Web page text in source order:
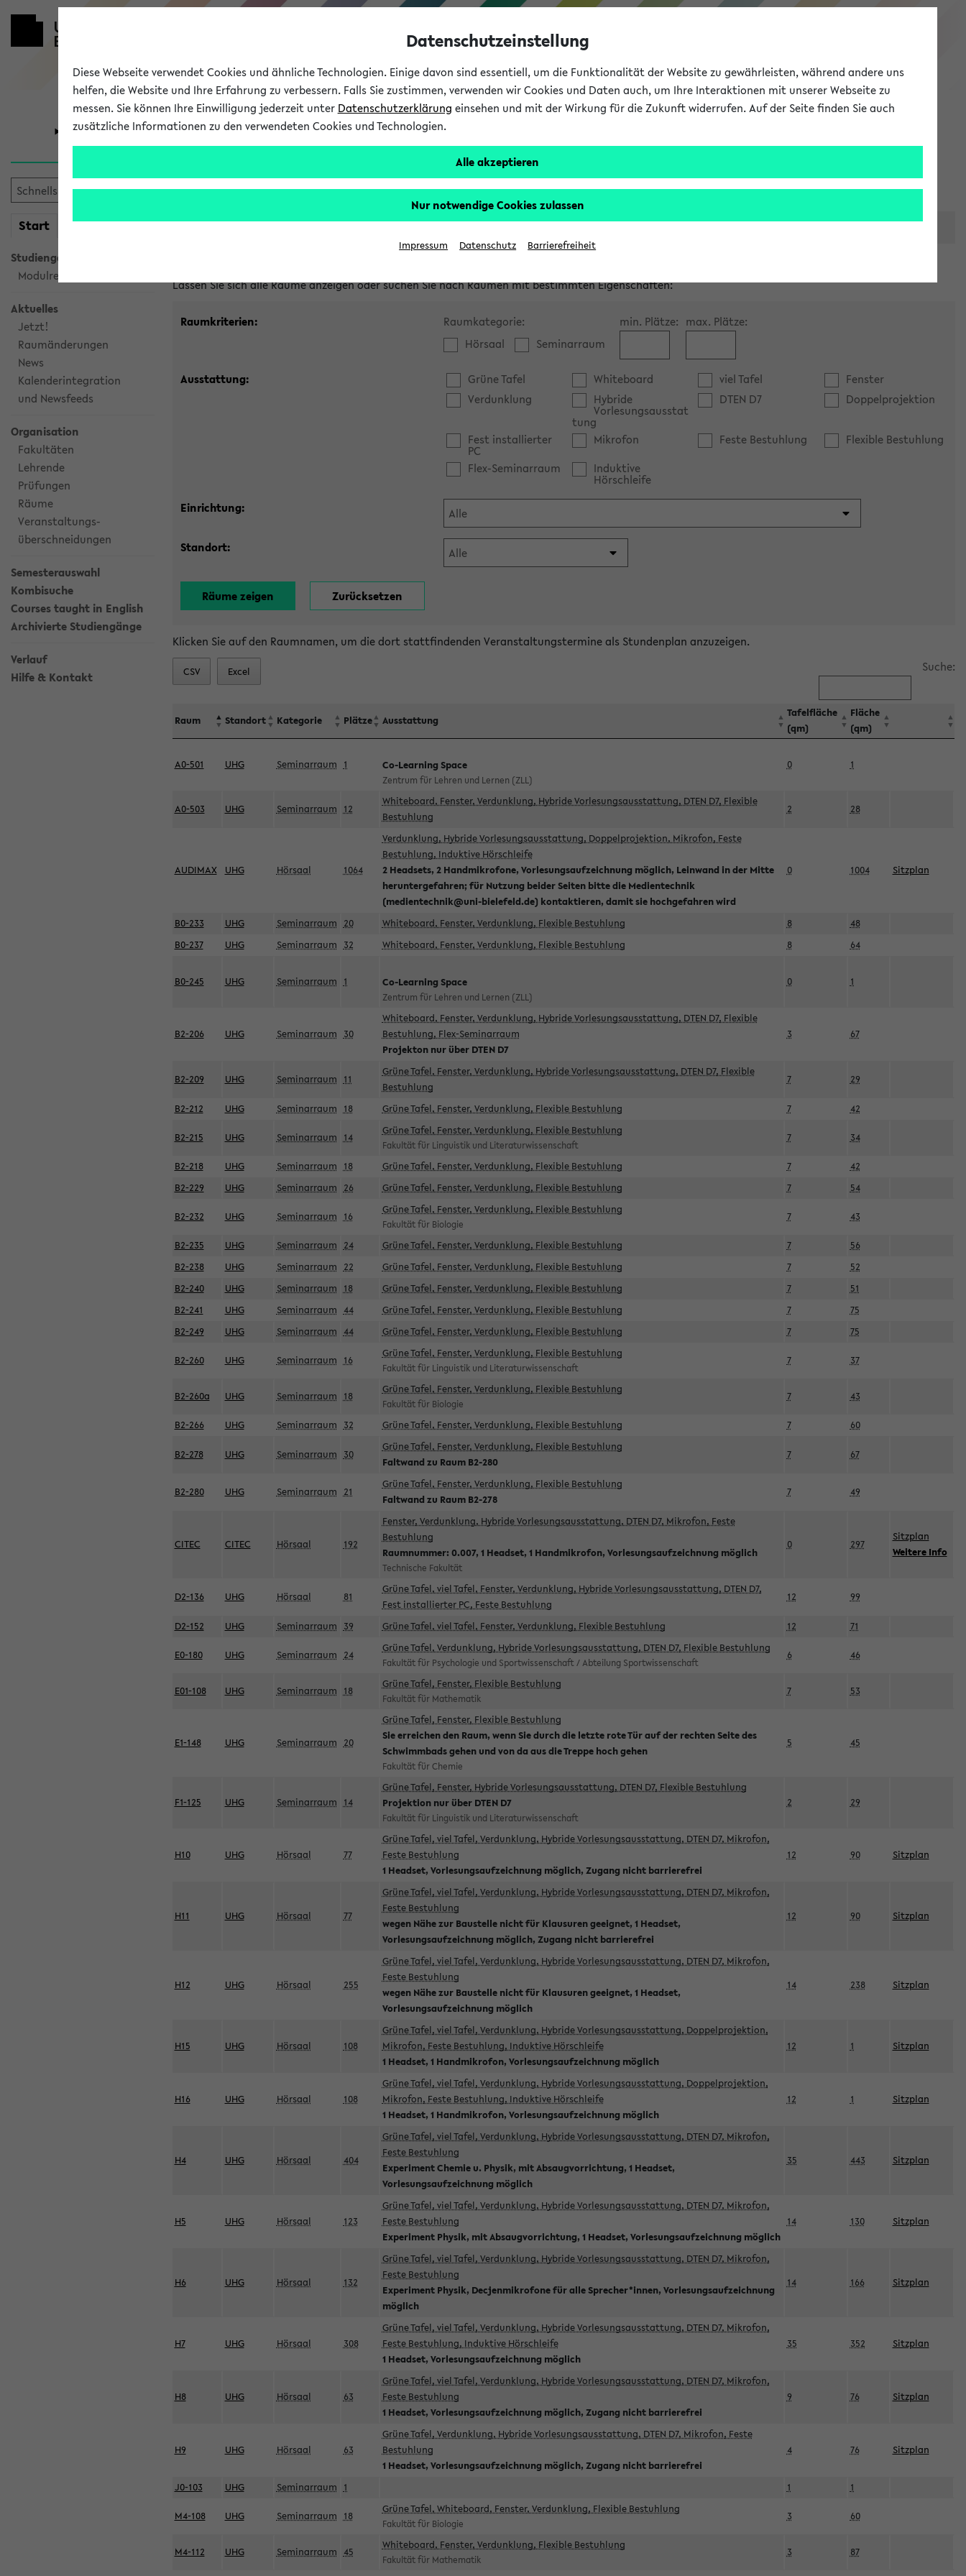
eKVV
Universität Forschung Studium
Start meineKVV
Studiengangsauswahl
Modulrecherche
Aktuelles
Jetzt!
Raumänderungen
News
Kalenderintegration
und Newsfeeds
Organisation
Fakultäten
Lehrende
Prüfungen
Räume
Veranstaltungs-
überschneidungen
Semesterauswahl
Kombisuche
Courses taught in English
Archivierte Studiengänge
Verlauf
Hilfe & Kontakt
Im eKVV verwaltete Räume
Lassen Sie sich alle Räume anzeigen oder suchen Sie nach Räumen mit bestimmten Eigenschaften:
Raumkriterien:
Raumkategorie:
Hörsaal
Seminarraum
min. Plätze: max. Plätze:
Ausstattung: Grüne Tafel Whiteboard viel Tafel
Fenster
Verdunklung
Hybride
Vorlesungsausstat
tung
DTEN D7 Doppelprojektion
Fest installierter
PC
Mikrofon Feste Bestuhlung
Flexible Bestuhlung
Flex-Seminarraum
Induktive
Hörschleife
Einrichtung:
Standort:
Klicken Sie auf den Raumnamen, um die dort stattfindenden Veranstaltungstermine als Stundenplan anzuzeigen.
CSV Excel Suche:
Raum Standort Kategorie Plätze Ausstattung
Tafelfläche
(qm)
Fläche
(qm)
A0-501 UHG Seminarraum 1 Co-Learning Space
Zentrum für Lehren und Lernen (ZLL)
0 1
A0-503 UHG Seminarraum 12
Whiteboard, Fenster, Verdunklung, Hybride Vorlesungsausstattung, DTEN D7, Flexible
Bestuhlung
2 28
AUDIMAX UHG Hörsaal 1064
Verdunklung, Hybride Vorlesungsausstattung, Doppelprojektion, Mikrofon, Feste
Bestuhlung, Induktive Hörschleife
2 Headsets, 2 Handmikrofone, Vorlesungsaufzeichnung möglich, Leinwand in der Mitte
heruntergefahren; für Nutzung beider Seiten bitte die Medientechnik
(medientechnik@uni-bielefeld.de) kontaktieren, damit sie hochgefahren wird
0 1004 Sitzplan
B0-233 UHG Seminarraum 20 Whiteboard, Fenster, Verdunklung, Flexible Bestuhlung 8
48
B0-237
UHG Seminarraum 32 Whiteboard, Fenster, Verdunklung, Flexible Bestuhlung 8 64
B0-245 UHG Seminarraum 1 Co-Learning Space
Zentrum für Lehren und Lernen (ZLL)
0 1
B2-206 UHG Seminarraum 30
Whiteboard, Fenster, Verdunklung, Hybride Vorlesungsausstattung, DTEN D7, Flexible
Bestuhlung, Flex-Seminarraum
Projekton nur über DTEN D7
3 67
B2-209 UHG Seminarraum 11
Grüne Tafel, Fenster, Verdunklung, Hybride Vorlesungsausstattung, DTEN D7, Flexible
Bestuhlung
7 29
B2-212 UHG Seminarraum 18 Grüne Tafel, Fenster, Verdunklung, Flexible Bestuhlung 7 42
B2-215 UHG Seminarraum 14
Grüne Tafel, Fenster, Verdunklung, Flexible Bestuhlung
Fakultät für Linguistik und Literaturwissenschaft
7 34
B2-218 UHG Seminarraum 18 Grüne Tafel, Fenster, Verdunklung, Flexible Bestuhlung 7
42
B2-229
UHG Seminarraum 26 Grüne Tafel, Fenster, Verdunklung, Flexible Bestuhlung 7 54
B2-232 UHG Seminarraum 16
Grüne Tafel, Fenster, Verdunklung, Flexible Bestuhlung
Fakultät für Biologie
7 43
B2-235 UHG Seminarraum 24 Grüne Tafel, Fenster, Verdunklung, Flexible Bestuhlung 7
56
B2-238
UHG Seminarraum 22 Grüne Tafel, Fenster, Verdunklung, Flexible Bestuhlung 7
52
B2-240
UHG Seminarraum 18 Grüne Tafel, Fenster, Verdunklung, Flexible Bestuhlung 7
51
B2-241
UHG Seminarraum 44 Grüne Tafel, Fenster, Verdunklung, Flexible Bestuhlung 7
75
B2-249
UHG Seminarraum 44 Grüne Tafel, Fenster, Verdunklung, Flexible Bestuhlung 7 75
B2-260 UHG Seminarraum 16
Grüne Tafel, Fenster, Verdunklung, Flexible Bestuhlung
Fakultät für Linguistik und Literaturwissenschaft
7 37
B2-260a UHG Seminarraum 18
Grüne Tafel, Fenster, Verdunklung, Flexible Bestuhlung
Fakultät für Biologie
7 43
B2-266 UHG Seminarraum 32 Grüne Tafel, Fenster, Verdunklung, Flexible Bestuhlung 7 60
B2-278 UHG Seminarraum 30
Grüne Tafel, Fenster, Verdunklung, Flexible Bestuhlung
Faltwand zu Raum B2-280
7 67
B2-280 UHG Seminarraum 21
Grüne Tafel, Fenster, Verdunklung, Flexible Bestuhlung
Faltwand zu Raum B2-278
7 49
CITEC CITEC Hörsaal 192
Fenster, Verdunklung, Hybride Vorlesungsausstattung, DTEN D7, Mikrofon, Feste
Bestuhlung
Raumnummer: 0.007, 1 Headset, 1 Handmikrofon, Vorlesungsaufzeichnung möglich
Technische Fakultät
0 297
Sitzplan
Weitere Info
D2-136 UHG Hörsaal 81
Grüne Tafel, viel Tafel, Fenster, Verdunklung, Hybride Vorlesungsausstattung, DTEN D7,
Fest installierter PC, Feste Bestuhlung
12 99
D2-152 UHG Seminarraum 39 Grüne Tafel, viel Tafel, Fenster, Verdunklung, Flexible Bestuhlung 12 71
E0-180 UHG Seminarraum 24
Grüne Tafel, Verdunklung, Hybride Vorlesungsausstattung, DTEN D7, Flexible Bestuhlung
Fakultät für Psychologie und Sportwissenschaft / Abteilung Sportwissenschaft
6 46
E01-108 UHG Seminarraum 18
Grüne Tafel, Fenster, Flexible Bestuhlung
Fakultät für Mathematik
7 53
E1-148 UHG Seminarraum 20
Grüne Tafel, Fenster, Flexible Bestuhlung
Sie erreichen den Raum, wenn Sie durch die letzte rote Tür auf der rechten Seite des
Schwimmbads gehen und von da aus die Treppe hoch gehen
Fakultät für Chemie
5 45
F1-125 UHG Seminarraum 14
Grüne Tafel, Fenster, Hybride Vorlesungsausstattung, DTEN D7, Flexible Bestuhlung
Projektion nur über DTEN D7
Fakultät für Linguistik und Literaturwissenschaft
2 29
H10 UHG Hörsaal 77
Grüne Tafel, viel Tafel, Verdunklung, Hybride Vorlesungsausstattung, DTEN D7, Mikrofon,
Feste Bestuhlung
1 Headset, Vorlesungsaufzeichnung möglich, Zugang nicht barrierefrei
12 90 Sitzplan
H11 UHG Hörsaal 77
Grüne Tafel, viel Tafel, Verdunklung, Hybride Vorlesungsausstattung, DTEN D7, Mikrofon,
Feste Bestuhlung
wegen Nähe zur Baustelle nicht für Klausuren geeignet, 1 Headset,
Vorlesungsaufzeichnung möglich, Zugang nicht barrierefrei
12 90 Sitzplan
H12 UHG Hörsaal 255
Grüne Tafel, viel Tafel, Verdunklung, Hybride Vorlesungsausstattung, DTEN D7, Mikrofon,
Feste Bestuhlung
wegen Nähe zur Baustelle nicht für Klausuren geeignet, 1 Headset,
Vorlesungsaufzeichnung möglich
14 238 Sitzplan
H15 UHG Hörsaal 108
Grüne Tafel, viel Tafel, Verdunklung, Hybride Vorlesungsausstattung, Doppelprojektion,
Mikrofon, Feste Bestuhlung, Induktive Hörschleife
1 Headset, 1 Handmikrofon, Vorlesungsaufzeichnung möglich
12 1 Sitzplan
H16 UHG Hörsaal 108
Grüne Tafel, viel Tafel, Verdunklung, Hybride Vorlesungsausstattung, Doppelprojektion,
Mikrofon, Feste Bestuhlung, Induktive Hörschleife
1 Headset, 1 Handmikrofon, Vorlesungsaufzeichnung möglich
12 1 Sitzplan
H4 UHG Hörsaal 404
Grüne Tafel, viel Tafel, Verdunklung, Hybride Vorlesungsausstattung, DTEN D7, Mikrofon,
Feste Bestuhlung
Experiment Chemie u. Physik, mit Absaugvorrichtung, 1 Headset,
Vorlesungsaufzeichnung möglich
35 443 Sitzplan
H5 UHG Hörsaal 123
Grüne Tafel, viel Tafel, Verdunklung, Hybride Vorlesungsausstattung, DTEN D7, Mikrofon,
Feste Bestuhlung
Experiment Physik, mit Absaugvorrichtung, 1 Headset, Vorlesungsaufzeichnung möglich
14 130 Sitzplan
H6 UHG Hörsaal 132
Grüne Tafel, viel Tafel, Verdunklung, Hybride Vorlesungsausstattung, DTEN D7, Mikrofon,
Feste Bestuhlung
Experiment Physik, Decjenmikrofone für alle Sprecher*innen, Vorlesungsaufzeichnung
möglich
14 166 Sitzplan
H7 UHG Hörsaal 308
Grüne Tafel, viel Tafel, Verdunklung, Hybride Vorlesungsausstattung, DTEN D7, Mikrofon,
Feste Bestuhlung, Induktive Hörschleife
1 Headset, Vorlesungsaufzeichnung möglich
35 352 Sitzplan
H8 UHG Hörsaal 63
Grüne Tafel, viel Tafel, Verdunklung, Hybride Vorlesungsausstattung, DTEN D7, Mikrofon,
Feste Bestuhlung
1 Headset, Vorlesungsaufzeichnung möglich, Zugang nicht barrierefrei
9 76 Sitzplan
H9 UHG Hörsaal 63
Grüne Tafel, Verdunklung, Hybride Vorlesungsausstattung, DTEN D7, Mikrofon, Feste
Bestuhlung
1 Headset, Vorlesungsaufzeichnung möglich, Zugang nicht barrierefrei
4 76 Sitzplan
J0-103 UHG Seminarraum 1 1 1
M4-108 UHG Seminarraum 18
Grüne Tafel, Whiteboard, Fenster, Verdunklung, Flexible Bestuhlung
Fakultät für Biologie
3 60
M4-112 UHG Seminarraum 45
Whiteboard, Fenster, Verdunklung, Flexible Bestuhlung
Fakultät für Mathematik
3 87
Datenschutzeinstellung
Diese Webseite verwendet Cookies und ähnliche Technologien. Einige davon sind essentiell, um die Funktionalität der Website zu gewährleisten, während andere uns
helfen, die Website und Ihre Erfahrung zu verbessern. Falls Sie zustimmen, verwenden wir Cookies und Daten auch, um Ihre Interaktionen mit unserer Webseite zu
messen. Sie können Ihre Einwilligung jederzeit unter Datenschutzerklärung einsehen und mit der Wirkung für die Zukunft widerrufen. Auf der Seite finden Sie auch
zusätzliche Informationen zu den verwendeten Cookies und Technologien.
Alle akzeptieren
Nur notwendige Cookies zulassen
Impressum Datenschutz Barrierefreiheit